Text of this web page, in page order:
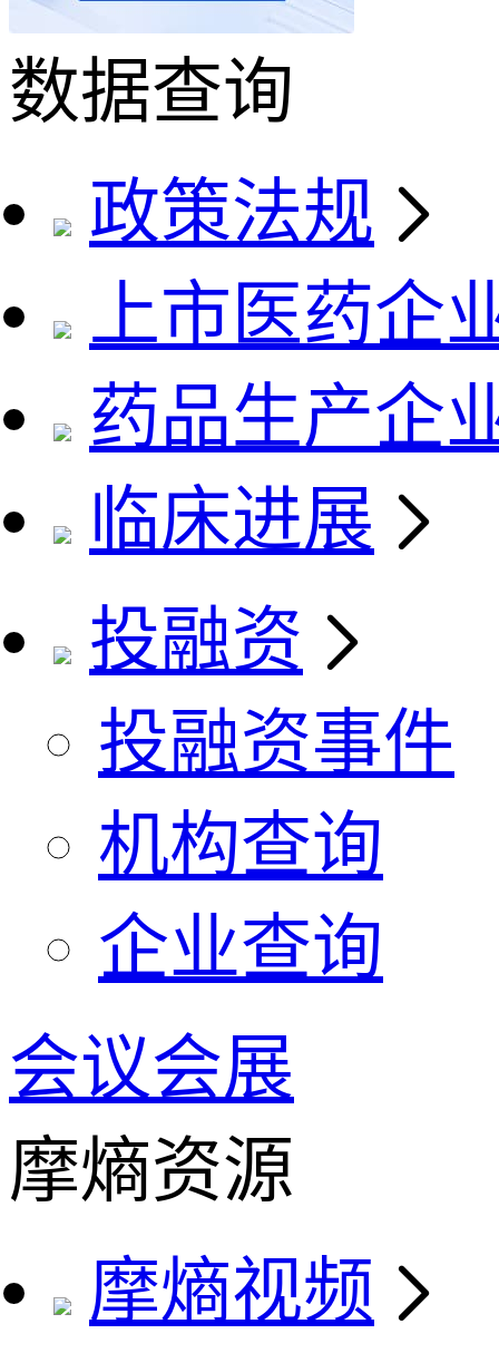
数据查询
政策法规
上市医药企
药品生产企
临床进展
投融资
投融资事件
机构查询
企业查询
会议会展
摩熵资源
摩熵视频